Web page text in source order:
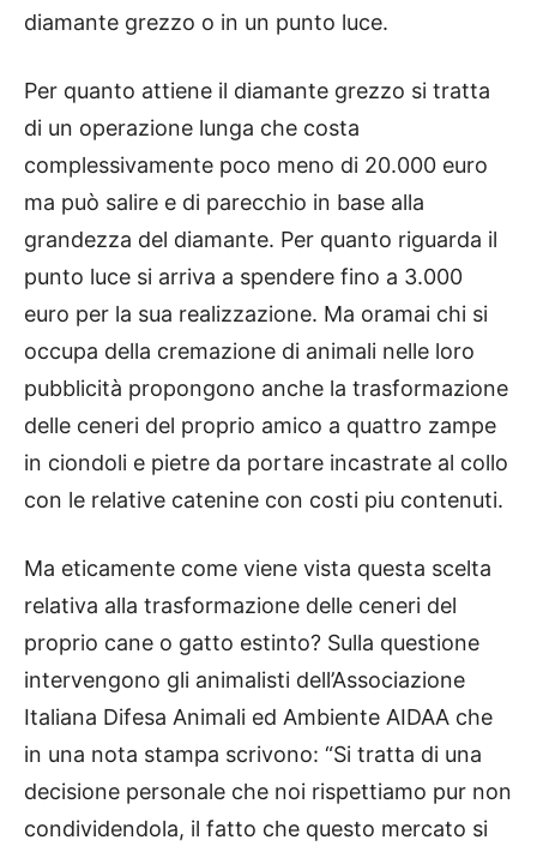
diamante grezzo o in un punto luce.
Per quanto attiene il diamante grezzo si tratta
di un operazione lunga che costa
complessivamente poco meno di 20.000 euro
ma può salire e di parecchio in base alla
grandezza del diamante. Per quanto riguarda il
punto luce si arriva a spendere fino a 3.000
euro per la sua realizzazione. Ma oramai chi si
occupa della cremazione di animali nelle loro
pubblicità propongono anche la trasformazione
delle ceneri del proprio amico a quattro zampe
in ciondoli e pietre da portare incastrate al collo
con le relative catenine con costi piu contenuti.
Ma eticamente come viene vista questa scelta
relativa alla trasformazione delle ceneri del
proprio cane o gatto estinto? Sulla questione
intervengono gli animalisti dell’Associazione
Italiana Difesa Animali ed Ambiente AIDAA che
in una nota stampa scrivono: “Si tratta di una
decisione personale che noi rispettiamo pur non
condividendola, il fatto che questo mercato si